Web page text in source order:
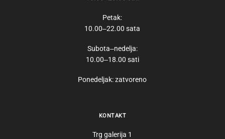
Petak:
10.00‒22.00 sata
Subota‒nedelja:
10.00‒18.00 sati
Ponedeljak: zatvoreno
KONTAKT
Trg galerija 1